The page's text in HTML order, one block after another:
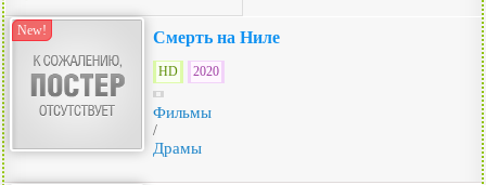
New! Смерть на Ниле
HD 2020
Фильмы
/
Драмы